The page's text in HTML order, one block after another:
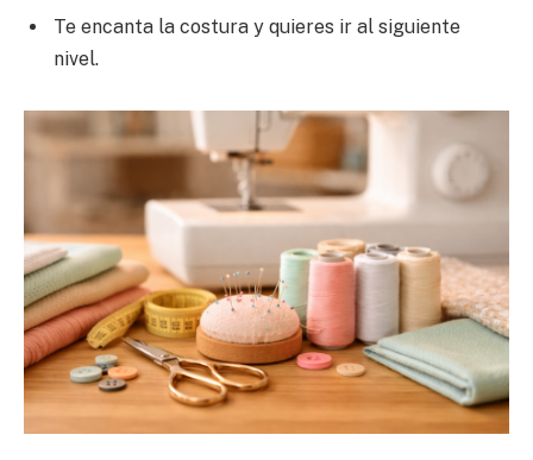
Te encanta la costura y quieres ir al siguiente
nivel.